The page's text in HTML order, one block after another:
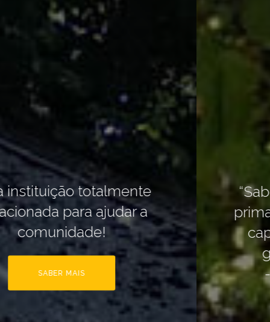
“Saber envelhecer é a obra-
prima da sabedoria e um dos
capítulos mais difíceis da
grande arte de viver.”
- Hermann Melville -